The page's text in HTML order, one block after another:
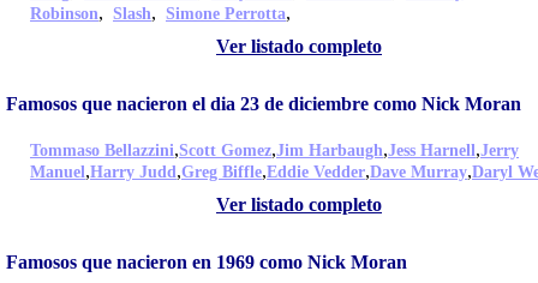
Robinson, Slash, Simone Perrotta,
Ver listado completo
Famosos que nacieron el dia 23 de diciembre como Nick Moran
Tommaso Bellazzini,Scott Gomez,Jim Harbaugh,Jess Harnell,Jerry
Manuel,Harry Judd,Greg Biffle,Eddie Vedder,Dave Murray,Daryl
Ver listado completo
Famosos que nacieron en 1969 como Nick Moran